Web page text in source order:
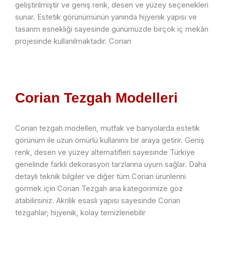
geliştirilmiştir ve geniş renk, desen ve yüzey seçenekleri
sunar. Estetik görünümünün yanında hijyenik yapısı ve
tasarım esnekliği sayesinde günümüzde birçok iç mekân
projesinde kullanılmaktadır. Corian
Corian Tezgah Modelleri
Corian tezgah modelleri, mutfak ve banyolarda estetik
görünüm ile uzun ömürlü kullanımı bir araya getirir. Geniş
renk, desen ve yüzey alternatifleri sayesinde Türkiye
genelinde farklı dekorasyon tarzlarına uyum sağlar. Daha
detaylı teknik bilgiler ve diğer tüm Corian ürünlerini
görmek için Corian Tezgah ana kategorimize göz
atabilirsiniz. Akrilik esaslı yapısı sayesinde Corian
tezgahlar; hijyenik, kolay temizlenebilir